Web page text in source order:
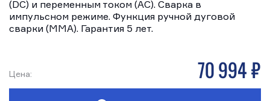
(DC) и переменным током (AC). Сварка в
импульсном режиме. Функция ручной дуговой
сварки (MMA). Гарантия 5 лет.
Цена: 70 994 р